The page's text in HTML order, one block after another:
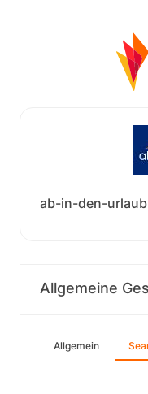
ab-in-den-urlaub
Allgemeine
Allgemein